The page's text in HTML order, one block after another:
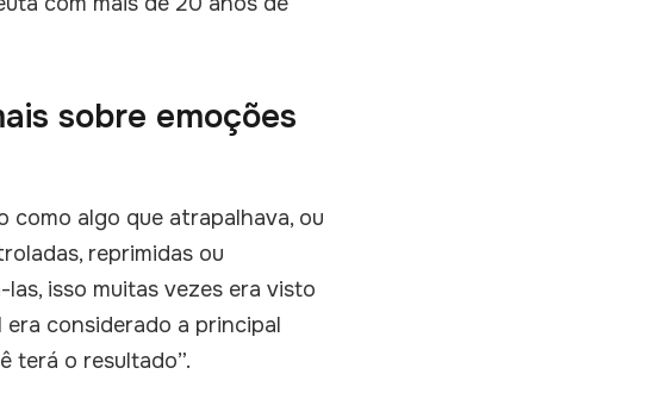
sobre emoções
como algo que atrapalhava, ou
reprimidas ou
isso muitas vezes era visto
considerado a principal
terá o resultado”.